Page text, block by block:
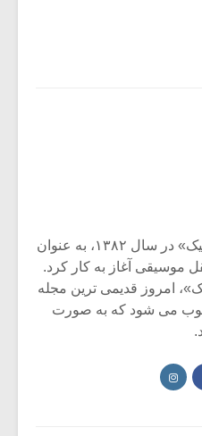
مجله آنلاین «گفتگوی هارمونیک» در سال ۱۳۸۲، به عنوان
موسیقی آغاز به کار کرد.
امروز قدیمی ترین مجله
می شود که به صورت